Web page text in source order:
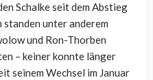
Schalke seit dem Abstieg
unter anderem
und Ron-Thorben
– keiner konnte länger
seinem Wechsel im Januar